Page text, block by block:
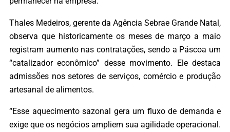
Thales Medeiros, gerente da Agência Sebrae Grande Natal,
observa que historicamente os meses de março a maio
registram aumento nas contratações, sendo a Páscoa um
“catalizador econômico” desse movimento. Ele destaca
admissões nos setores de serviços, comércio e produção
artesanal de alimentos.
“Esse aquecimento sazonal gera um fluxo de demanda e
exige que os negócios ampliem sua agilidade operacional.